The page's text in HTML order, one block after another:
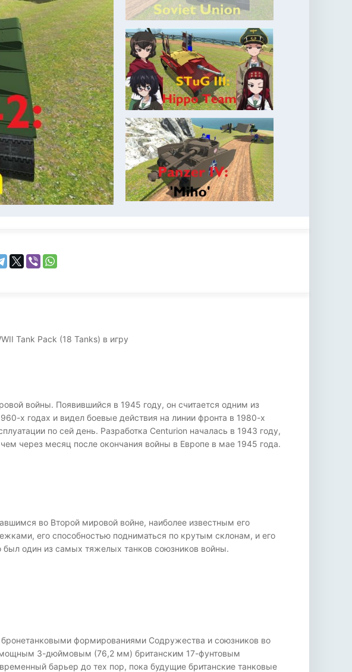
KENSHI
экшн
Tank Pack (18 Tanks) в игру
войны. Появившийся в 1945 году, он считается одним из
х годах и видел боевые действия на линии фронта в 1980-х
по сей день. Разработка Centurion началась в 1943 году,
через месяц после окончания войны в Европе в мае 1945 года.
во Второй мировой войне, наиболее известным его
его способностью подниматься по крутым склонам, и его
был один из самых тяжелых танков союзников войны.
формированиями Содружества и союзников во
мощным 3-дюймовым (76,2 мм) британским 17-фунтовым
барьер до тех пор, пока будущие британские танковые